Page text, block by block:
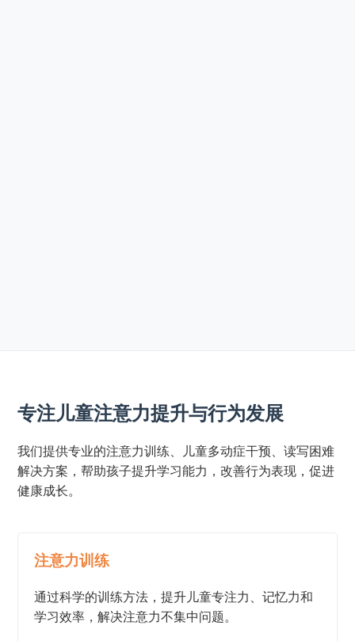
专注儿童注意力提升与行为发展
我们提供专业的注意力训练、儿童多动症干预、读写困难
解决方案，帮助孩子提升学习能力，改善行为表现，促进
健康成长。
注意力训练
通过科学的训练方法，提升儿童专注力、记忆力和
学习效率，解决注意力不集中问题。